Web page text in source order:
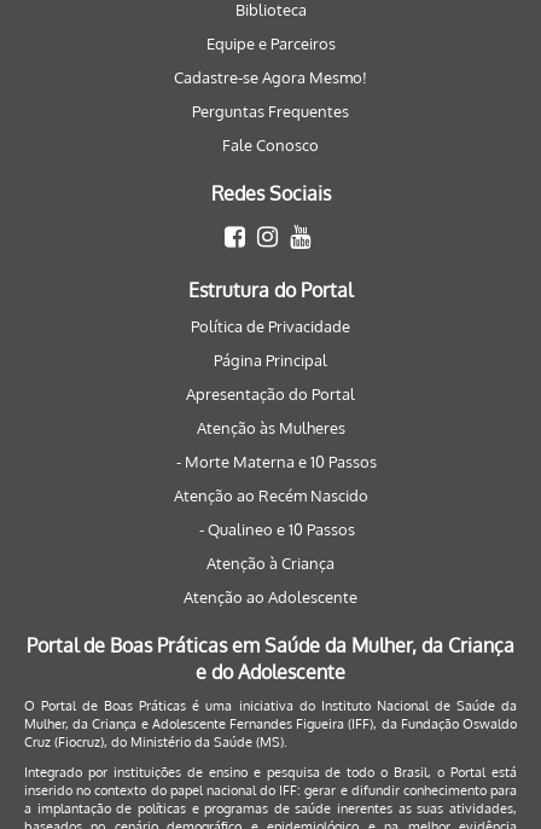
Biblioteca
Equipe e Parceiros
Cadastre-se Agora Mesmo!
Perguntas Frequentes
Fale Conosco
Redes Sociais
Estrutura do Portal
Política de Privacidade
Página Principal
Apresentação do Portal
Atenção às Mulheres
- Morte Materna e 10 Passos
Atenção ao Recém Nascido
- Qualineo e 10 Passos
Atenção à Criança
Atenção ao Adolescente
Portal de Boas Práticas em Saúde da Mulher, da Criança
e do Adolescente
O Portal de Boas Práticas é uma iniciativa do Instituto Nacional de Saúde da
Mulher, da Criança e Adolescente Fernandes Figueira (IFF), da Fundação Oswaldo
Cruz (Fiocruz), do Ministério da Saúde (MS).
Integrado por instituições de ensino e pesquisa de todo o Brasil, o Portal está
inserido no contexto do papel nacional do IFF: gerar e difundir conhecimento para
a implantação de políticas e programas de saúde inerentes as suas atividades,